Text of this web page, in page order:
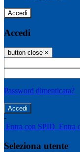
Accedi
Accedi
button close ×
Password dimenticata?
-
Entra con SPID Entra
Seleziona utente